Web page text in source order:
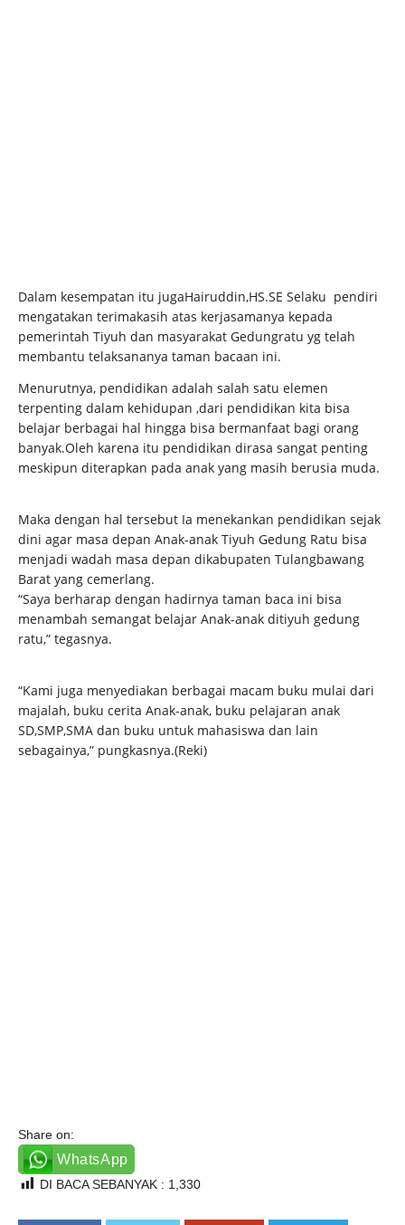
Dalam kesempatan itu jugaHairuddin,HS.SE Selaku pendiri
mengatakan terimakasih atas kerjasamanya kepada
pemerintah Tiyuh dan masyarakat Gedungratu yg telah
membantu telaksananya taman bacaan ini.
Menurutnya, pendidikan adalah salah satu elemen
terpenting dalam kehidupan ,dari pendidikan kita bisa
belajar berbagai hal hingga bisa bermanfaat bagi orang
banyak.Oleh karena itu pendidikan dirasa sangat penting
meskipun diterapkan pada anak yang masih berusia muda.
Maka dengan hal tersebut Ia menekankan pendidikan sejak
dini agar masa depan Anak-anak Tiyuh Gedung Ratu bisa
menjadi wadah masa depan dikabupaten Tulangbawang
Barat yang cemerlang.
“Saya berharap dengan hadirnya taman baca ini bisa
menambah semangat belajar Anak-anak ditiyuh gedung
ratu,” tegasnya.
“Kami juga menyediakan berbagai macam buku mulai dari
majalah, buku cerita Anak-anak, buku pelajaran anak
SD,SMP,SMA dan buku untuk mahasiswa dan lain
sebagainya,” pungkasnya.(Reki)
Share on:
WhatsApp
DI BACA SEBANYAK : 1,330